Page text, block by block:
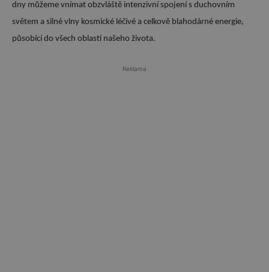
dny můžeme vnímat obzvláště intenzivní spojení s duchovním
světem a silné vlny kosmické léčivé a celkově blahodárné energie,
působící do všech oblastí našeho života.
Reklama